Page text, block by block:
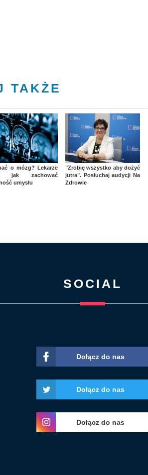
TAKŻE
o mózg? Lekarze
jak zachować
umysłu
"Zrobię wszystko aby dożyć
jutra". Posłuchaj audycji Na
Zdrowie
SOCIAL
Dołącz do nas
Dołącz do nas
Dołącz do nas